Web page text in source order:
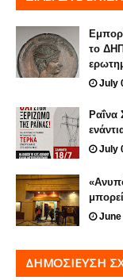
το
July
Ραΐνα
July
June
ΔΗΜΟΣΊΕΥΣΗ